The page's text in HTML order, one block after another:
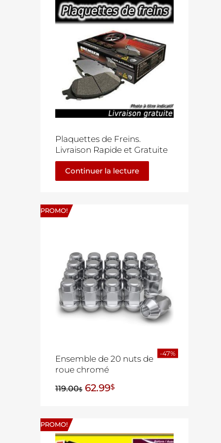
Plaquettes de Freins.
Livraison Rapide et Gratuite
Continuer la lecture
PROMO!
Ensemble de 20 nuts de
roue chromé
119.00$ 62.99$
-47%
PROMO!